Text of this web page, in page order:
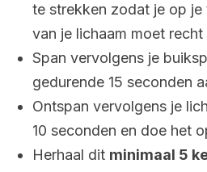
te strekken zodat je op je
van je lichaam moet recht
Span vervolgens je
gedurende 15 seconden
Ontspan vervolgens je
10 seconden en doe het
Herhaal dit minimaal 5